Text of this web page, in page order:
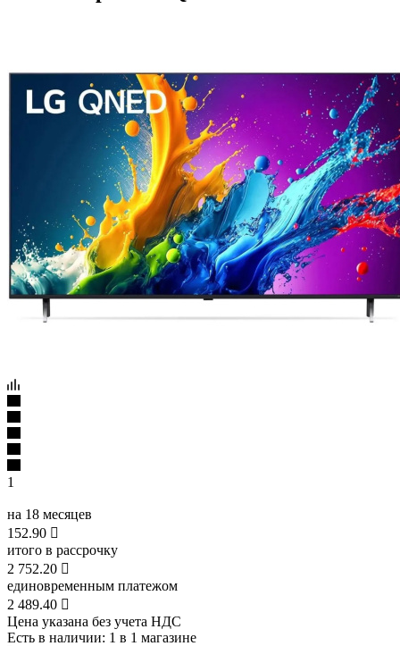
1
на 18 месяцев
152.90 
итого в рассрочку
2 752.20 
единовременным платежом
2 489.40 
Цена указана без учета НДС
Есть в наличии: 1 в 1 магазине